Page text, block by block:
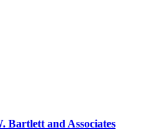
Bartlett and Associates